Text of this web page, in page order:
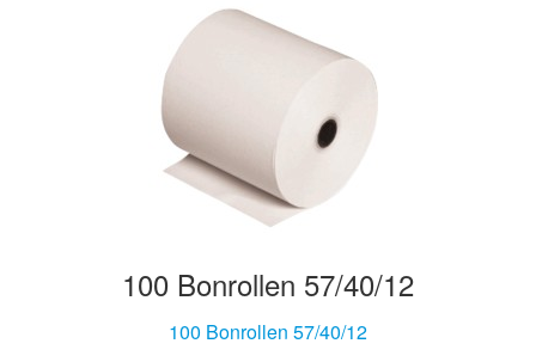
Hersteller/Gerät
Apothekenrollen
Rollen für Waagen100 Bonrollen 57/40/12
100 Bonrollen 57/40/12